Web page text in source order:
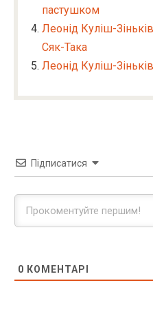
пастушком
Леонід Куліш-
Сяк-Така
Леонід Куліш-
Підписатися
0 КОМЕНТАРІ